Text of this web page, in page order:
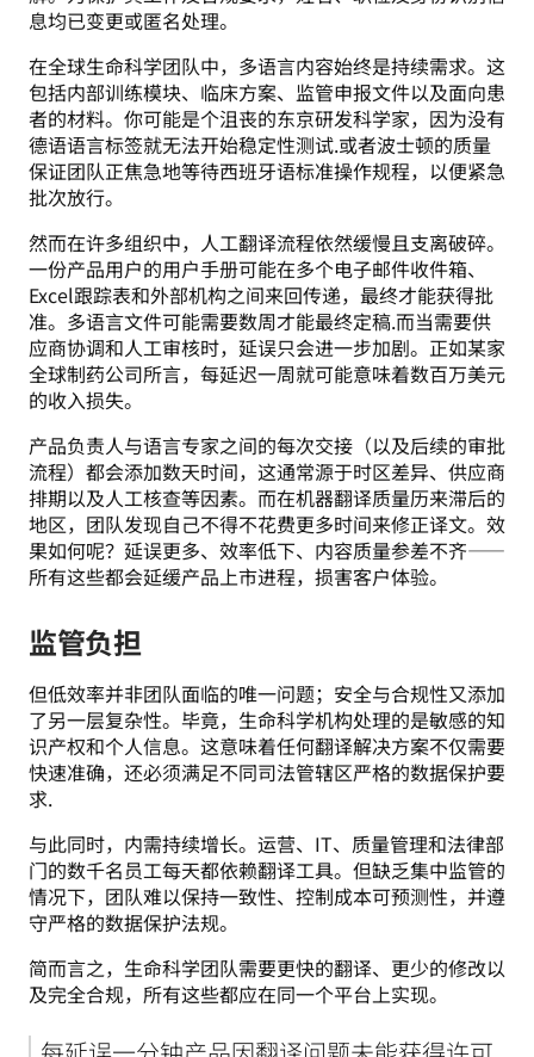
息均已变更或匿名处理。
在全球生命科学团队中，多语言内容始终是持续需求。这
包括内部训练模块、临床方案、监管申报文件以及面向患
者的材料。你可能是个沮丧的东京研发科学家，因为没有
德语语言标签就无法开始稳定性测试.或者波士顿的质量
保证团队正焦急地等待西班牙语标准操作规程，以便紧急
批次放行。
然而在许多组织中，人工翻译流程依然缓慢且支离破碎。
一份产品用户的用户手册可能在多个电子邮件收件箱、
Excel跟踪表和外部机构之间来回传递，最终才能获得批
准。多语言文件可能需要数周才能最终定稿.而当需要供
应商协调和人工审核时，延误只会进一步加剧。正如某家
全球制药公司所言，每延迟一周就可能意味着数百万美元
的收入损失。
产品负责人与语言专家之间的每次交接（以及后续的审批
流程）都会添加数天时间，这通常源于时区差异、供应商
排期以及人工核查等因素。而在机器翻译质量历来滞后的
地区，团队发现自己不得不花费更多时间来修正译文。效
果如何呢？延误更多、效率低下、内容质量参差不齐——
所有这些都会延缓产品上市进程，损害客户体验。
监管负担
但低效率并非团队面临的唯一问题；安全与合规性又添加
了另一层复杂性。毕竟，生命科学机构处理的是敏感的知
识产权和个人信息。这意味着任何翻译解决方案不仅需要
快速准确，还必须满足不同司法管辖区严格的数据保护要
求.
与此同时，内需持续增长。运营、IT、质量管理和法律部
门的数千名员工每天都依赖翻译工具。但缺乏集中监管的
情况下，团队难以保持一致性、控制成本可预测性，并遵
守严格的数据保护法规。
简而言之，生命科学团队需要更快的翻译、更少的修改以
及完全合规，所有这些都应在同一个平台上实现。